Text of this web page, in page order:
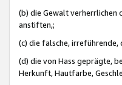
(b) die Gewalt
anstiften,;
(c) die falsche,
(d) die von Hass geprägte,
Herkunft, Hautfarbe,